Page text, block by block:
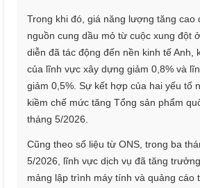
Trong khi đó, giá năng lượng tăng cao
nguồn cung dầu mỏ từ cuộc xung đột
diễn đã tác động đến nền kinh tế Anh,
của lĩnh vực xây dựng giảm 0,8% và
giảm 0,5%. Sự kết hợp của hai yếu tố
kiềm chế mức tăng Tổng sản phẩm
tháng 5/2026.
Cũng theo số liệu từ ONS, trong ba
5/2026, lĩnh vực dịch vụ đã tăng
mảng lập trình máy tính và quảng cáo